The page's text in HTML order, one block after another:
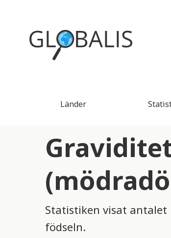
Länder
Statistiken visat
födseln.